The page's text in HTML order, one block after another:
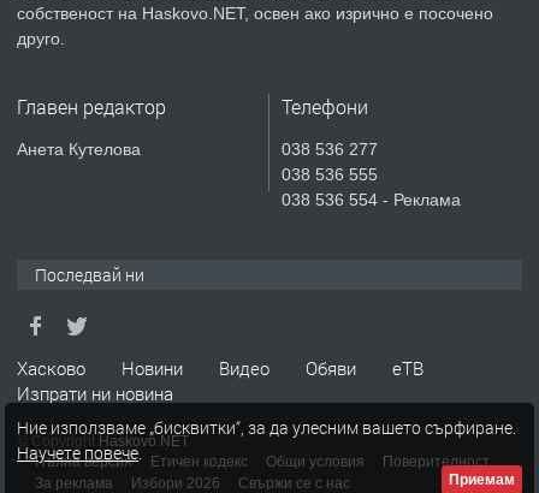
ПРЕДЛАГА СГЛОБЯВАНЕ НА МЕБЕЛИ.
№4119 Едностаен обзаведен
преди 16 часа
собственост на Haskovo.NET, освен ако изрично е посочено
друго.
Главен редактор
Анета Кутелова
Телефони
038 536 277
038 536 555
038 536 554 - Реклама
Последвай ни
Хасково Новини Видео Обяви
еТВ
Изпрати ни новина
© Copyright Haskovo.NET
Пълна версия
Етичен кодекс Общи условия
Поверителност
За реклама
Избори 2026 Свържи се с нас
Ние използваме „бисквитки“, за да улесним вашето сърфиране.
Научете повече.
Приемам